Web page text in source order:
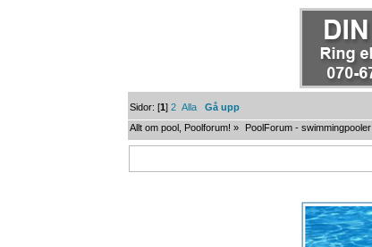
Sidor: [1]2 Alla
Gå upp
Allt om pool, Poolforum! » PoolForum - swimmingpooler